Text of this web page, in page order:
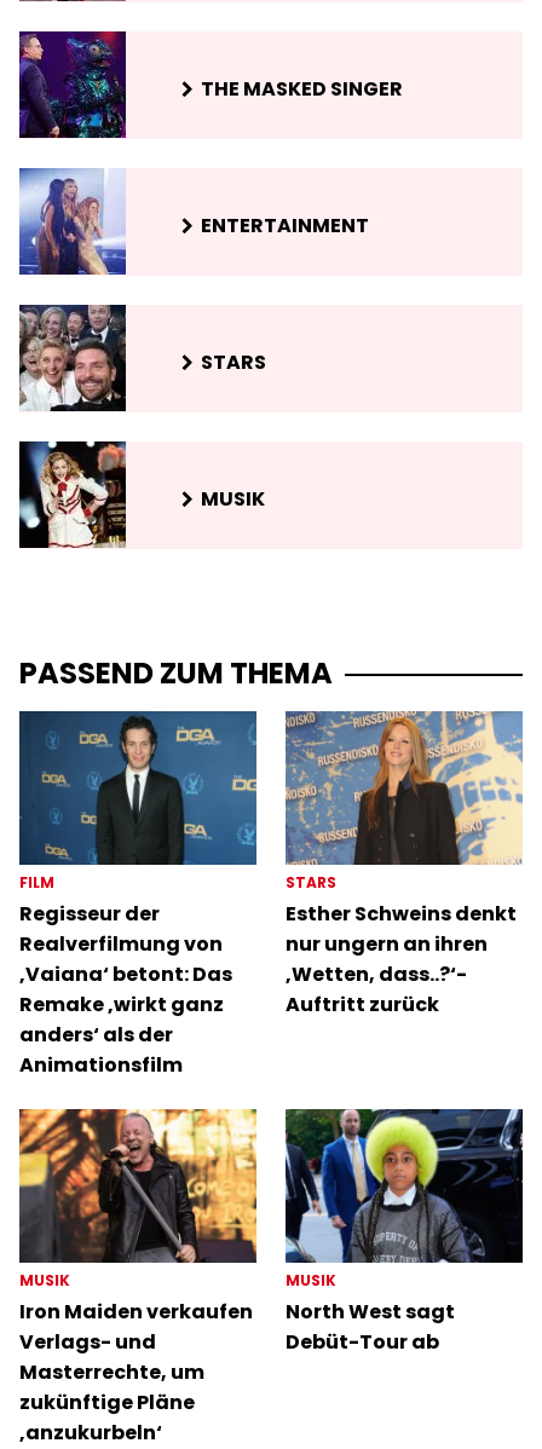
THE MASKED SINGER
ENTERTAINMENT
STARS
MUSIK
PASSEND ZUM THEMA
FILM
Regisseur der
Realverfilmung von
‚Vaiana‘ betont: Das
Remake ‚wirkt ganz
anders‘ als der
Animationsfilm
STARS
Esther Schweins denkt
nur ungern an ihren
‚Wetten, dass..?‘-
Auftritt zurück
MUSIK
Iron Maiden verkaufen
Verlags- und
Masterrechte, um
zukünftige Pläne
‚anzukurbeln‘
MUSIK
North West sagt
Debüt-Tour ab